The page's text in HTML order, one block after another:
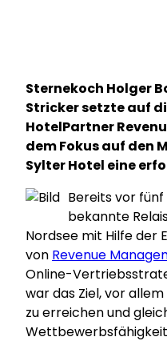
Sternekoch Holger
Stricker setzte auf
HotelPartner
dem Fokus auf den
Sylter Hotel eine
Bereits vor
bekannte
Nordsee mit Hilfe der
von Revenue
Online-
war das Ziel, vor
zu erreichen und